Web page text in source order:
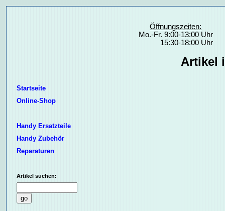
Öffnungszeiten:
Mo.-Fr. 9:00-13:00 Uhr
15:30-18:00 Uhr
Artikel
Startseite
Online-Shop
Handy Ersatzteile
Handy Zubehör
Reparaturen
Artikel suchen: